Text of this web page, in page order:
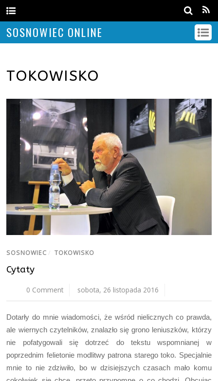
SOSNOWIEC ONLINE
TOKOWISKO
SOSNOWIEC / TOKOWISKO
Cytaty
0 Comment sobota, 26 listopada 2016
Dotarły do mnie wiadomości, że wśród nielicznych co prawda,
ale wiernych czytelników, znalazło się grono leniuszków, którzy
nie pofatygowali się dotrzeć do tekstu wspomnianej w
poprzednim felietonie modlitwy patrona starego toko. Specjalnie
mnie to nie zdziwiło, bo w dzisiejszych czasach mało komu